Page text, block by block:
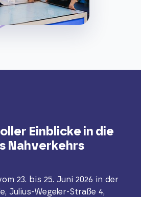
Einblicke in die
Nahverkehrs
23. bis 25. Juni 2026 in der
Julius-Wegeler-Straße 4,